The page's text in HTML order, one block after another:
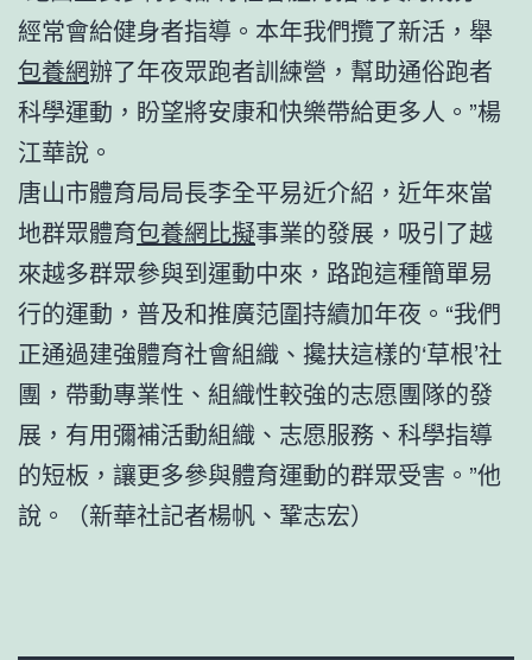
經常會給健身者指導。本年我們攬了新活，舉
包養網辦了年夜眾跑者訓練營，幫助通俗跑者
科學運動，盼望將安康和快樂帶給更多人。”楊
江華說。
唐山市體育局局長李全平易近介紹，近年來當
地群眾體育包養網比擬事業的發展，吸引了越
來越多群眾參與到運動中來，路跑這種簡單易
行的運動，普及和推廣范圍持續加年夜。“我們
正通過建強體育社會組織、攙扶這樣的‘草根’社
團，帶動專業性、組織性較強的志愿團隊的發
展，有用彌補活動組織、志愿服務、科學指導
的短板，讓更多參與體育運動的群眾受害。”他
說。（新華社記者楊帆、鞏志宏）